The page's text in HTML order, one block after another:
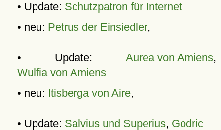
• Update: Schutzpatron für Internet
• neu: Petrus der Einsiedler,
• Update: Aurea von Amiens,
Wulfia von Amiens
• neu: Itisberga von Aire,
• Update: Salvius und Superius, Godric